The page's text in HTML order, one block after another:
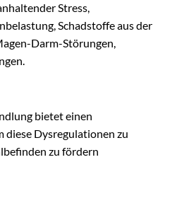
Stress,
Schadstoffe aus der
Darm-Störungen,
bietet einen
diese Dysregulationen zu
zu fördern